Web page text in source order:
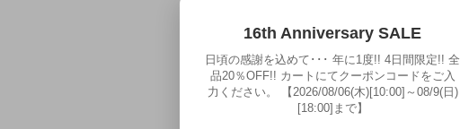
16th Anniversary SALE
日頃の感謝を込めて･･･ 年に1度!! 4日間限定!! 全
品20％OFF!! カートにてクーポンコードをご入
力ください。 【2026/08/06(木)[10:00]～08/9(日)
[18:00]まで】